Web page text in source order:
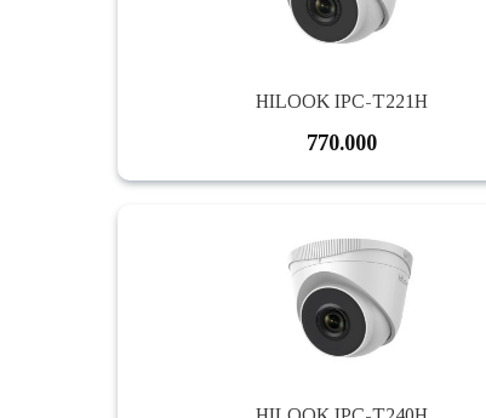
HILOOK IPC-T221H
770.000